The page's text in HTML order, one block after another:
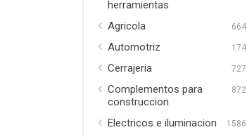
herramientas
Agricola 664
Automotriz 174
Cerrajeria 727
Complementos para
construccion
872
Electricos e iluminacion 1586